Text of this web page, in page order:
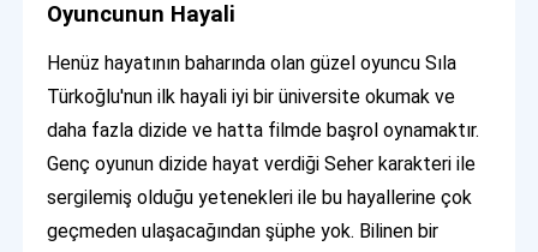
Oyuncunun Hayali
Henüz hayatının baharında olan güzel oyuncu Sıla
Türkoğlu'nun ilk hayali iyi bir üniversite okumak ve
daha fazla dizide ve hatta filmde başrol oynamaktır.
Genç oyunun dizide hayat verdiği Seher karakteri ile
sergilemiş olduğu yetenekleri ile bu hayallerine çok
geçmeden ulaşacağından şüphe yok. Bilinen bir